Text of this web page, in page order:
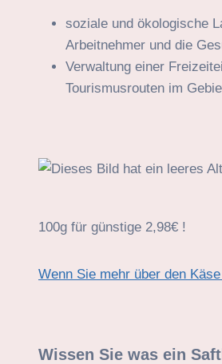
soziale und ökologische
Arbeitnehmer und die
Verwaltung einer
Tourismusrouten im
100g für günstige 2,98€ !
Wenn Sie mehr über den
Wissen Sie was ein